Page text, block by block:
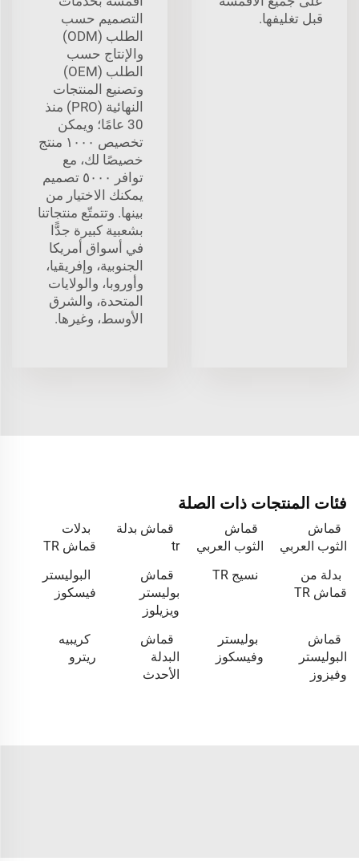
قبل تغليفها.
التصميم حسب
الطلب (ODM)
والإنتاج حسب
الطلب (OEM)
وتصنيع المنتجات
النهائية (PRO) منذ
30 عامًا؛ ويمكن
تخصيص ١٠٠٠ منتج
خصيصًا لك، مع
توافر ٥٠٠٠ تصميم
يمكنك الاختيار من
بينها. وتتمتّع منتجاتنا
بشعبية كبيرة جدًّا
في أسواق أمريكا
الجنوبية، وإفريقيا،
وأوروبا، والولايات
المتحدة، والشرق
الأوسط، وغيرها.
فئات المنتجات ذات الصلة
قماش
الثوب العربي
قماش
الثوب العربي
قماش بدلة
tr
بدلات
قماش TR
بدلة من
قماش TR
نسيج TR
قماش
بوليستر
ويزيلوز
البوليستر
فيسكوز
قماش
البوليستر
وفيزوز
بوليستر
وفيسكوز
قماش
البدلة
الأحدث
كريبيه
ريترو